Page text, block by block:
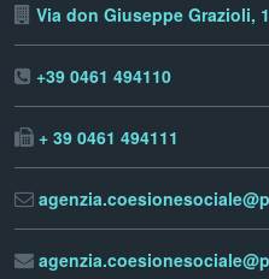
Via don Giuseppe Grazioli,
+39 0461 494110
+ 39 0461 494111